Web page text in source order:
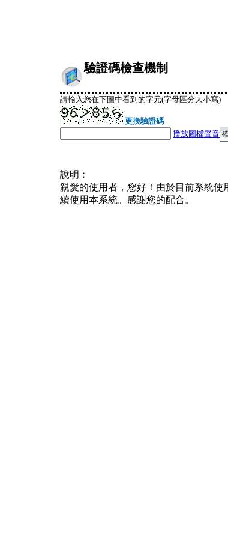
驗證碼檢查機制
請輸入您在下圖中看到的字元(字母區分大小寫)
更換驗證碼
播放圖檔聲音
說明︰
親愛的使用者，您好！由於目前系統
續使用本系統。感謝您的配合。